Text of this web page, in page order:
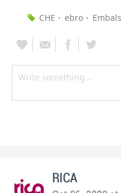
CHE ebro
RICA